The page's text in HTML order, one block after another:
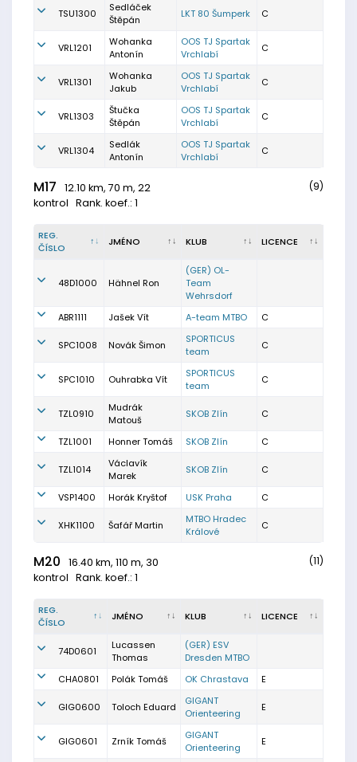
TSU1300
Sedláček
Štěpán
LKT 80 Šumperk C
VRL1201
Wohanka
Antonín
OOS TJ Spartak
Vrchlabí
C
VRL1301
Wohanka
Jakub
OOS TJ Spartak
Vrchlabí
C
VRL1303
Štučka
Štěpán
OOS TJ Spartak
Vrchlabí
C
VRL1304
Sedlák
Antonín
OOS TJ Spartak
Vrchlabí
C
M17
12.10 km, 70 m, 22
kontrol Rank. koef.: 1
(9)
REG.
ČÍSLO
JMÉNO KLUB LICENCE
48D1000 Hähnel Ron
(GER) OL-
Team
Wehrsdorf
ABR1111
Jašek Vít A-team MTBO C
SPC1008 Novák Šimon
SPORTICUS
team
C
SPC1010 Ouhrabka Vít
SPORTICUS
team
C
TZL0910
Mudrák
Matouš
SKOB Zlín C
TZL1001 Honner Tomáš SKOB Zlín C
TZL1014
Václavík
Marek
SKOB Zlín C
VSP1400 Horák Kryštof USK Praha C
XHK1100 Šafář Martin
MTBO Hradec
Králové
C
M20
16.40 km, 110 m, 30
kontrol Rank. koef.: 1
(11)
REG.
ČÍSLO
JMÉNO KLUB LICENCE
74D0601
Lucassen
Thomas
(GER) ESV
Dresden MTBO
CHA0801
Polák Tomáš OK Chrastava E
GIG0600 Toloch Eduard
GIGANT
Orienteering
E
GIG0601 Zrník Tomáš
GIGANT
Orienteering
E